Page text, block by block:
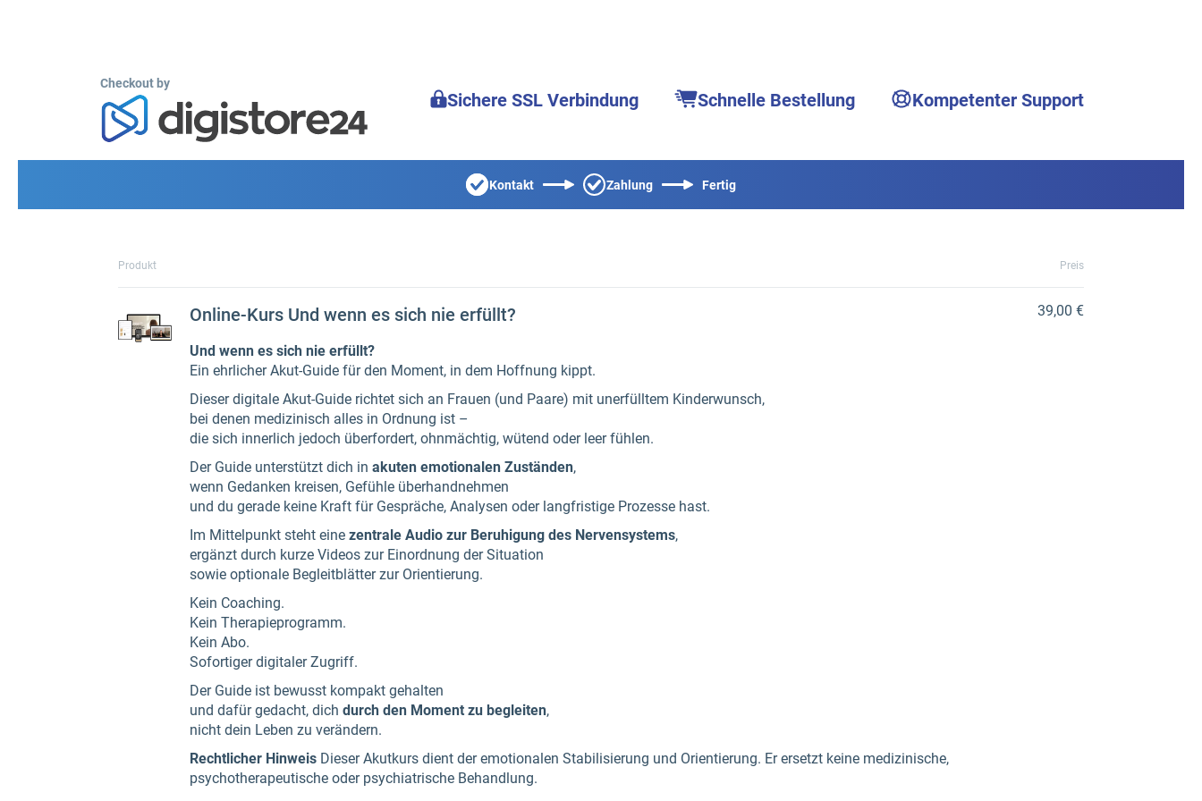
Checkout by
Sichere SSL Verbindung Schnelle Bestellung Kompetenter Support
Kontakt Zahlung Fertig
Produkt Preis
Online-Kurs Und wenn es sich nie erfüllt?
Und wenn es sich nie erfüllt?
Ein ehrlicher Akut-Guide für den Moment, in dem Hoffnung kippt.
Dieser digitale Akut-Guide richtet sich an Frauen (und Paare) mit unerfülltem Kinderwunsch,
bei denen medizinisch alles in Ordnung ist –
die sich innerlich jedoch überfordert, ohnmächtig, wütend oder leer fühlen.
Der Guide unterstützt dich in akuten emotionalen Zuständen,
wenn Gedanken kreisen, Gefühle überhandnehmen
und du gerade keine Kraft für Gespräche, Analysen oder langfristige Prozesse hast.
Im Mittelpunkt steht eine zentrale Audio zur Beruhigung des Nervensystems,
ergänzt durch kurze Videos zur Einordnung der Situation
sowie optionale Begleitblätter zur Orientierung.
Kein Coaching.
Kein Therapieprogramm.
Kein Abo.
Sofortiger digitaler Zugriff.
Der Guide ist bewusst kompakt gehalten
und dafür gedacht, dich durch den Moment zu begleiten,
nicht dein Leben zu verändern.
Rechtlicher Hinweis Dieser Akutkurs dient der emotionalen Stabilisierung und Orientierung. Er ersetzt keine medizinische,
psychotherapeutische oder psychiatrische Behandlung.
39,00 €